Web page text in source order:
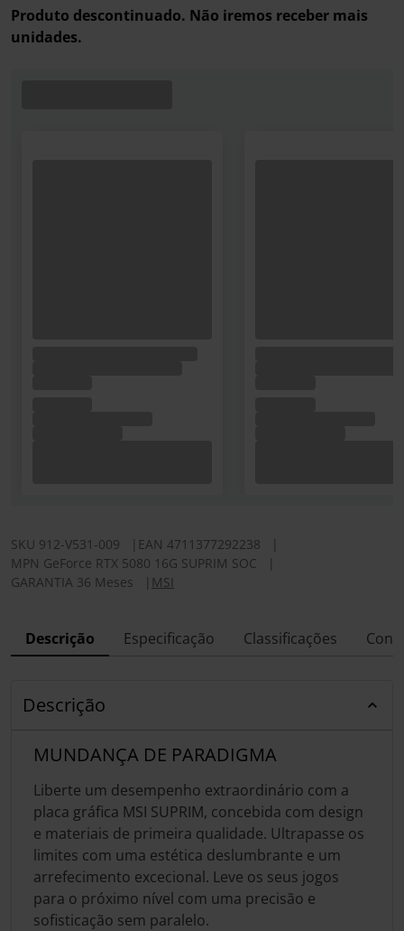
Produto descontinuado. Não iremos receber mais
unidades.
SKU 912-V531-009 EAN 4711377292238
MPN GeForce RTX 5080 16G SUPRIM SOC
GARANTIA 36 Meses
MSI
Descrição Especificação Classificações
Descrição
MUNDANÇA DE PARADIGMA
Liberte um desempenho extraordinário com a
placa gráfica MSI SUPRIM, concebida com design
e materiais de primeira qualidade. Ultrapasse os
limites com uma estética deslumbrante e um
arrefecimento excecional. Leve os seus jogos
para o próximo nível com uma precisão e
sofisticação sem paralelo.